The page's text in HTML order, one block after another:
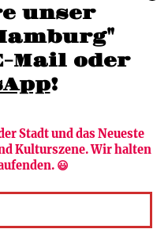
unser
Update per E-Mail oder
!
Stadt und das Neueste
Kulturszene. Wir halten
😃
Verlag